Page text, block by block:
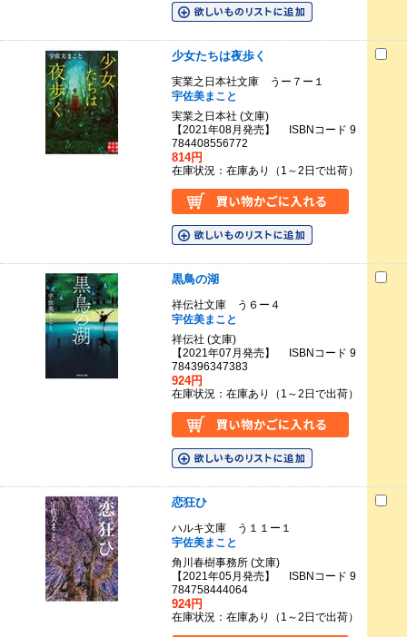
少女たちは夜歩く
実業之日本社文庫 うー７ー１
宇佐美まこと
実業之日本社 (文庫)
【2021年08月発売】 ISBNコード 9
784408556772
814円
在庫状況：在庫あり（1～2日で出荷）
黒鳥の湖
祥伝社文庫 う６ー４
宇佐美まこと
祥伝社 (文庫)
【2021年07月発売】 ISBNコード 9
784396347383
924円
在庫状況：在庫あり（1～2日で出荷）
恋狂ひ
ハルキ文庫 う１１ー１
宇佐美まこと
角川春樹事務所 (文庫)
【2021年05月発売】 ISBNコード 9
784758444064
924円
在庫状況：在庫あり（1～2日で出荷）